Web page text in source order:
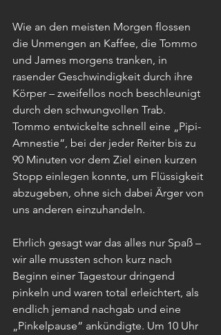
Wie an den meisten Morgen flossen
die Unmengen an Kaffee, die Tommo
und James morgens tranken, in
rasender Geschwindigkeit durch ihre
Körper – zweifellos noch beschleunigt
durch den schwungvollen Trab.
Tommo entwickelte schnell eine „Pipi-
Amnestie“, bei der jeder Reiter bis zu
90 Minuten vor dem Ziel einen kurzen
Stopp einlegen konnte, um Flüssigkeit
abzugeben, ohne sich dabei Ärger von
uns anderen einzuhandeln.
Ehrlich gesagt war das alles nur Spaß –
wir alle mussten schon kurz nach
Beginn einer Tagestour dringend
pinkeln und waren total erleichtert, als
endlich jemand nachgab und eine
„Pinkelpause“ ankündigte. Um 10 Uhr